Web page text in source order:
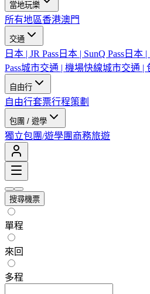
當地玩樂
所有地區香港澳門
交通
日本 | JR Pass 日本 | SunQ Pass 日本
Pass城市交通 | 機場快線城市交通 |
自由行
自由行套票行程策劃
包團 / 遊學
獨立包團/遊學團 商務旅遊
搜尋機票
單程
來回
多程